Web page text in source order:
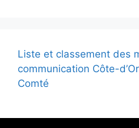
Liste et classement des
communication Côte-
Comté